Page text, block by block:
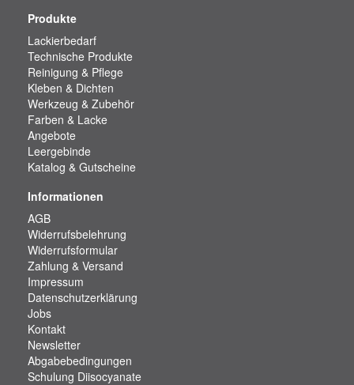
Produkte
Lackierbedarf
Technische Produkte
Reinigung & Pflege
Kleben & Dichten
Werkzeug & Zubehör
Farben & Lacke
Angebote
Leergebinde
Katalog & Gutscheine
Informationen
AGB
Widerrufsbelehrung
Widerrufsformular
Zahlung & Versand
Impressum
Datenschutzerklärung
Jobs
Kontakt
Newsletter
Abgabebedingungen
Schulung Diisocyanate